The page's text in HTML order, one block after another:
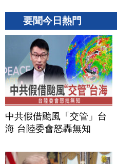
要聞今日熱門
中共假借颱風「交管」台
海 台陸委會怒轟無知